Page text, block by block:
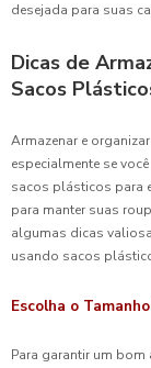
desejada para suas
Dicas de
Sacos
Armazenar e
especialmente se
sacos plásticos para
para manter suas
algumas dicas
usando sacos
Escolha o
Para garantir um